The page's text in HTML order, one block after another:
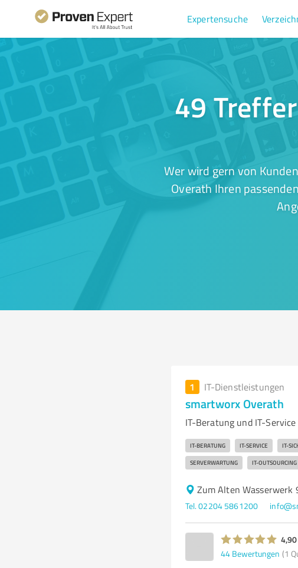
Expertensuche
49
Wer wird gern von
Overath Ihren
1 IT-Dienstleistungen
smartworx Overath
IT-Beratung und IT-
IT-BERATUNG IT-SERVICE IT-
SERVERWARTUNG IT-OUTSOURCING
Zum Alten Wasserwerk
Tel. 02204 5861200
44 Bewertungen (1